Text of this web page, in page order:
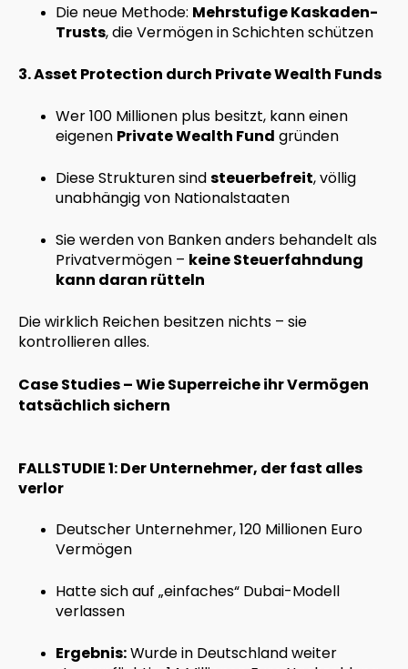
Die neue Methode: Mehrstufige Kaskaden-
Trusts, die Vermögen in Schichten schützen
3. Asset Protection durch Private Wealth Funds
Wer 100 Millionen plus besitzt, kann einen
eigenen Private Wealth Fund gründen
Diese Strukturen sindsteuerbefreit, völlig
unabhängig von Nationalstaaten
Sie werden von Banken anders behandelt als
Privatvermögen – keine Steuerfahndung
kann daran rütteln
Die wirklich Reichen besitzen nichts – sie
kontrollieren alles.
Case Studies – Wie Superreiche ihr Vermögen
tatsächlich sichern
FALLSTUDIE 1: Der Unternehmer, der fast alles
verlor
Deutscher Unternehmer, 120 Millionen Euro
Vermögen
Hatte sich auf „einfaches“ Dubai-Modell
verlassen
Ergebnis:Wurde in Deutschland weiter